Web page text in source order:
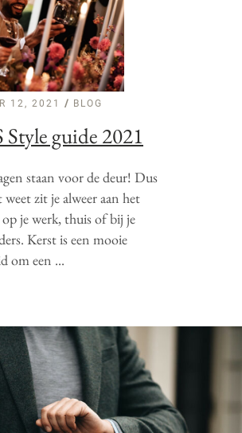
12, 2021 BLOG
guide 2021
staan voor de deur! Dus
zit je alweer aan het
je werk, thuis of bij je
Kerst is een mooie
om een